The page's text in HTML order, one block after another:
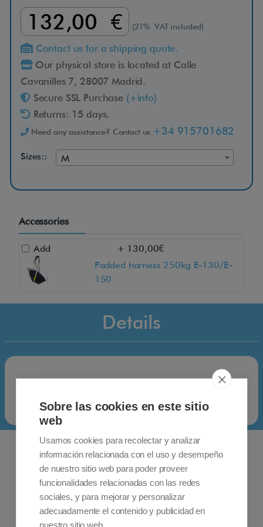
132,00 € (21% VAT included)
Contact us for a shipping quote.
Our physical store is located at Calle
Cavanilles 7, 28007 Madrid.
Secure SSL Purchase (+info)
Returns: 15 days.
Need any assistance? Contact us +34 915701682
Sizes:: M
Accessories
Add
+ 130,00€
Padded harness 250kg E-130/E-
150
Details
Sobre las cookies en este sitio
web
Usamos cookies para recolectar y analizar
información relacionada con el uso y desempeño
de nuestro sitio web para poder proveer
funcionalidades relacionadas con las redes
sociales, y para mejorar y personalizar
adecuadamente el contenido y publicidad en
nuestro sitio web.